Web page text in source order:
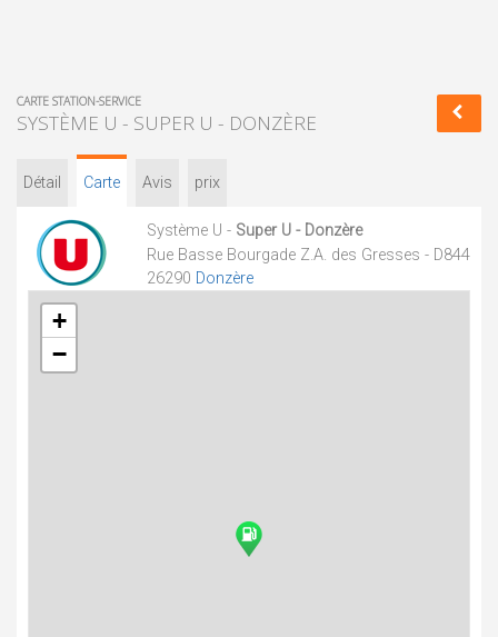
CARTE STATION-SERVICE
SYSTÈME U - SUPER U - DONZÈRE
Détail Carte Avis prix
Système U - Super U - Donzère
Rue Basse Bourgade Z.A. des Gresses - D844
26290 Donzère
+
−